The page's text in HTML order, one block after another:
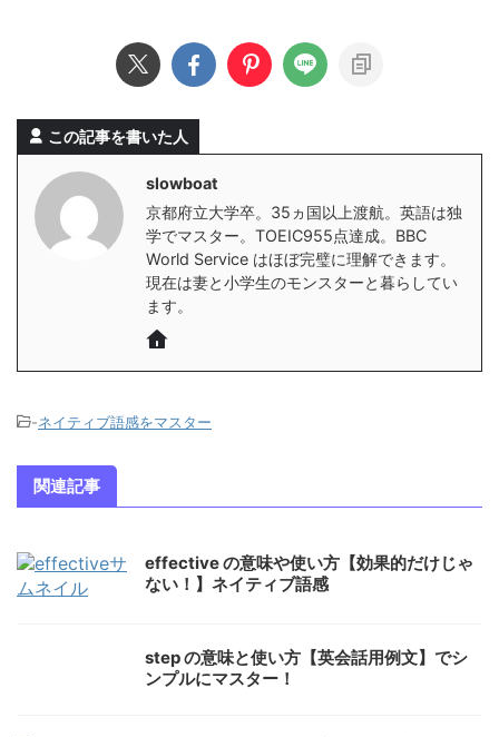
この記事を書いた人
slowboat
京都府立大学卒。35ヵ国以上渡航。英語は独
学でマスター。TOEIC955点達成。BBC
World Service はほぼ完璧に理解できます。
現在は妻と小学生のモンスターと暮らしてい
ます。
-ネイティブ語感をマスター
関連記事
effective の意味や使い方【効果的だけじゃ
ない！】ネイティブ語感
step の意味と使い方【英会話用例文】でシ
ンプルにマスター！